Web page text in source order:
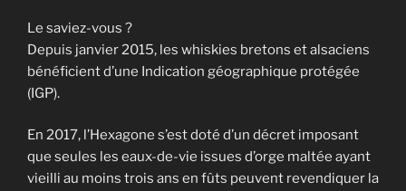
Le saviez-vous ?
Depuis janvier 2015, les whiskies bretons et alsaciens
bénéficient d’une Indication géographique protégée
(IGP).
En 2017, l’Hexagone s’est doté d’un décret imposant
que seules les eaux-de-vie issues d’orge maltée ayant
vieilli au moins trois ans en fûts peuvent revendiquer la